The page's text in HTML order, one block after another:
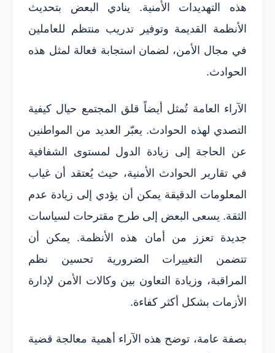
هذه التهديدات الأمنية. ينادي البعض بتحديث
الأنظمة القديمة وتوفير تدريب منتظم للعاملين
في مجال الأمن، لضمان استجابة فعالة لمثل هذه
الحوادث.
الآراء العامة تُمثل أيضاً قلق المجتمع حيال كيفية
التصدي لهذه الحوادث. يعبّر العديد من المواطنين
عن الحاجة إلى زيادة الدول لمستوى الشفافية
في تقارير الحوادث الأمنية، حيث يُعتقد أن غياب
المعلومات الدقيقة يمكن أن يؤدي إلى زيادة عدم
الثقة. يسعى البعض إلى طرح مقترحات لسياسات
جديدة تعزز من أمان هذه الأنظمة. يمكن أن
تتضمن التغييرات الضرورية تحسين نظم
المراقبة، وزيادة التعاون بين وكالات الأمن لإدارة
الأزمات بشكل أكثر كفاءة.
بصفة عامة، توضح هذه الآراء أهمية معالجة قضية